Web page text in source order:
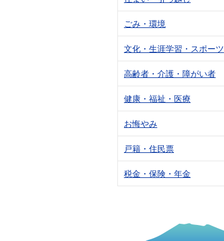
ごみ・環境
文化・生涯学習・スポーツ
高齢者・介護・障がい者
健康・福祉・医療
お悔やみ
戸籍・住民票
税金・保険・年金